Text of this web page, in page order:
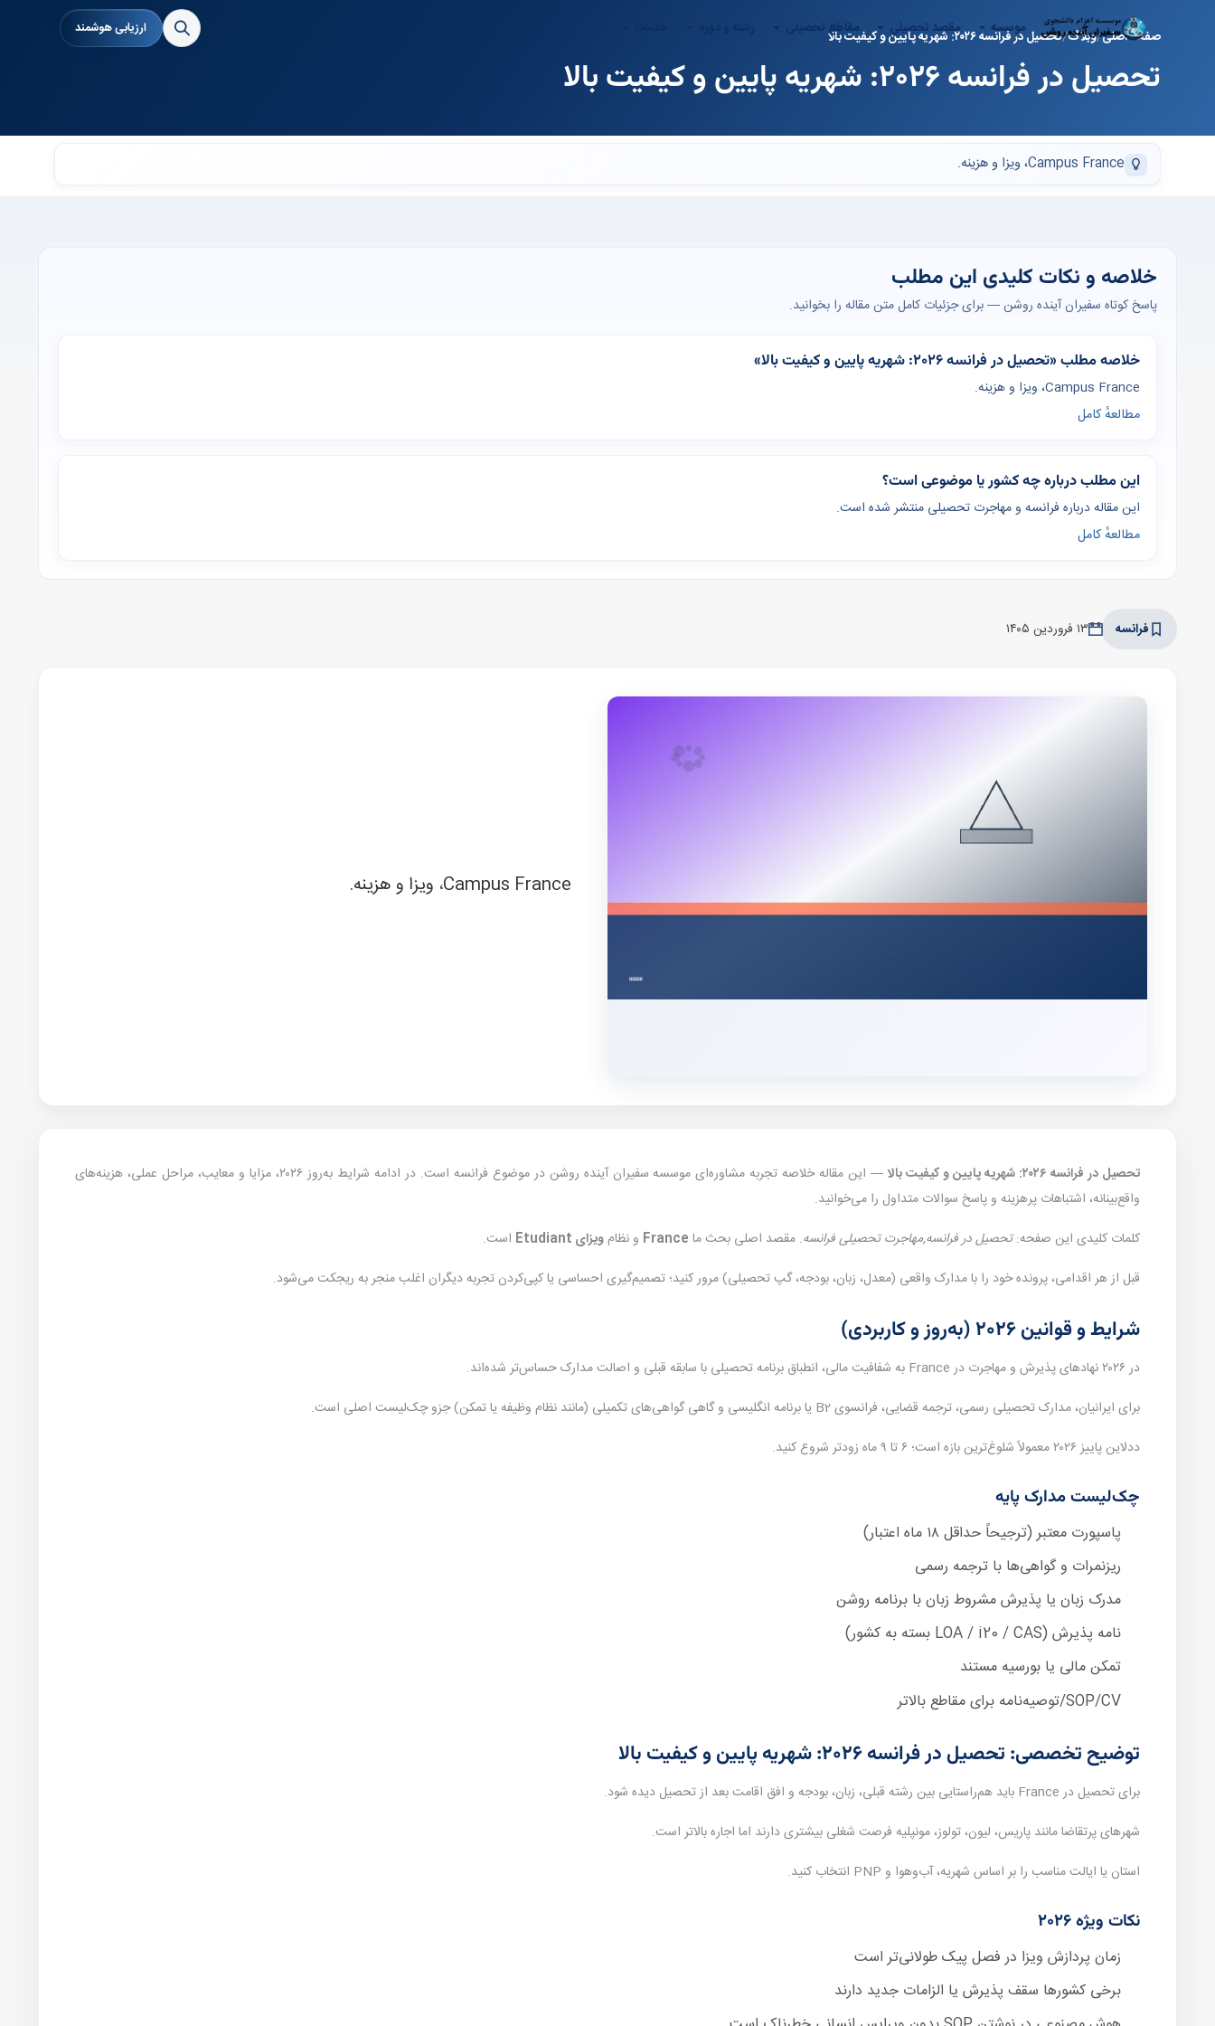
ارزیابی هوشمند موسسه مقصد تحصیلی مقاطع تحصیلی صفحه اصلی وبلاگ تحصیل در فرانسه ۲۰۲۶: شهریه پایین و کیفیت بالا
تحصیل در فرانسه ۲۰۲۶: شهریه پایین و کیفیت بالا
Campus France، ویزا و هزینه.
خلاصه و نکات کلیدی این مطلب
پاسخ کوتاه سفیران آینده روشن — برای جزئیات کامل متن مقاله را بخوانید.
خلاصه مطلب «تحصیل در فرانسه ۲۰۲۶: شهریه پایین و کیفیت بالا»
Campus France، ویزا و هزینه.
مطالعهٔ کامل
این مطلب درباره چه کشور یا موضوعی است؟
این مقاله درباره فرانسه و مهاجرت تحصیلی منتشر شده است.
مطالعهٔ کامل
فرانسه ۱۳ فروردین ۱۴۰۵
Campus France، ویزا و هزینه.
تحصیل در فرانسه ۲۰۲۶: شهریه پایین و کیفیت بالا
— این مقاله خلاصه تجربه مشاوره‌ای موسسه سفیران آینده روشن در موضوع فرانسه است. در ادامه شرایط به‌روز ۲۰۲۶، مزایا و معایب، مراحل عملی، هزینه‌های
واقع‌بینانه، اشتباهات پرهزینه و پاسخ سوالات متداول را می‌خوانید.
کلمات کلیدی این صفحه:تحصیل در فرانسه,مهاجرت تحصیلی فرانسه. مقصد اصلی بحث ما France و نظام ویزای Étudiant
است.
قبل از هر اقدامی، پرونده خود را با مدارک واقعی (معدل، زبان، بودجه، گپ تحصیلی) مرور کنید؛ تصمیم‌گیری احساسی یا کپی‌کردن تجربه دیگران اغلب منجر به ریجکت می‌شود.
شرایط و قوانین ۲۰۲۶ (به‌روز و کاربردی)
در ۲۰۲۶ نهادهای پذیرش و مهاجرت در France به شفافیت مالی، انطباق برنامه تحصیلی با سابقه قبلی و اصالت مدارک حساس‌تر شده‌اند.
برای ایرانیان، مدارک تحصیلی رسمی، ترجمه قضایی، فرانسوی B2 یا برنامه انگلیسی و گاهی گواهی‌های تکمیلی (مانند نظام وظیفه یا تمکن) جزو چک‌لیست اصلی است.
ددلاین پاییز ۲۰۲۶ معمولاً شلوغ‌ترین بازه است؛ ۶ تا ۹ ماه زودتر شروع کنید.
چک‌لیست مدارک پایه
پاسپورت معتبر (ترجیحاً حداقل ۱۸ ماه اعتبار)
ریزنمرات و گواهی‌ها با ترجمه رسمی
مدرک زبان یا پذیرش مشروط زبان با برنامه روشن
نامه پذیرش (LOA / i20 / CAS بسته به کشور)
تمکن مالی یا بورسیه مستند
SOP/CV/توصیه‌نامه برای مقاطع بالاتر
توضیح تخصصی: تحصیل در فرانسه ۲۰۲۶: شهریه پایین و کیفیت بالا
برای تحصیل در France باید هم‌راستایی بین رشته قبلی، زبان، بودجه و افق اقامت بعد از تحصیل دیده شود.
شهرهای پرتقاضا مانند پاریس، لیون، تولوز، مونپلیه فرصت شغلی بیشتری دارند اما اجاره بالاتر است.
استان یا ایالت مناسب را بر اساس شهریه، آب‌وهوا و PNP انتخاب کنید.
نکات ویژه ۲۰۲۶
زمان پردازش ویزا در فصل پیک طولانی‌تر است
برخی کشورها سقف پذیرش یا الزامات جدید دارند